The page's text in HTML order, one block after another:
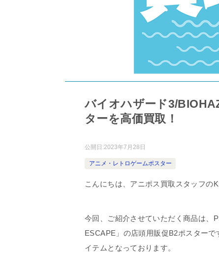
バイオハザード3/
ターを高価買取！
公開日:2023年7月28日
アニメ・レトロゲームポスター
こんにちは、アニポス買取スタッフのK
今回、ご紹介させていただく商品は、
ESCAPE」の店頭用販促B2ポスター
イテムとなっております。